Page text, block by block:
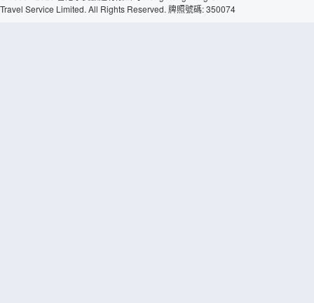
Travel Service Limited. All Rights Reserved. 牌照號碼: 350074